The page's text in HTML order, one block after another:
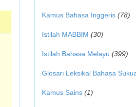
Kamus Bahasa Inggeris (78)
Istilah MABBIM (30)
Istilah Bahasa Melayu (399)
Glosari Leksikal Bahasa
Kamus Sains (1)